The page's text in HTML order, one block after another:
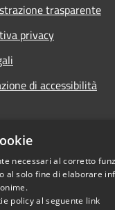
trasparente
privacy
di accessibilità
necessari al corretto
al solo fine di elaborare
policy al seguente link